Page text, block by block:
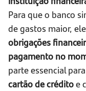
Para que o banco
de gastos maior,
obrigações
pagamento no
parte essencial
cartão de créditoe